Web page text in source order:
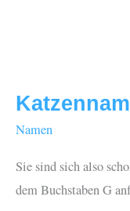
Namen
Sie sind sich also
dem Buchstaben G